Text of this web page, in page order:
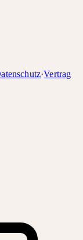
·Vertrag